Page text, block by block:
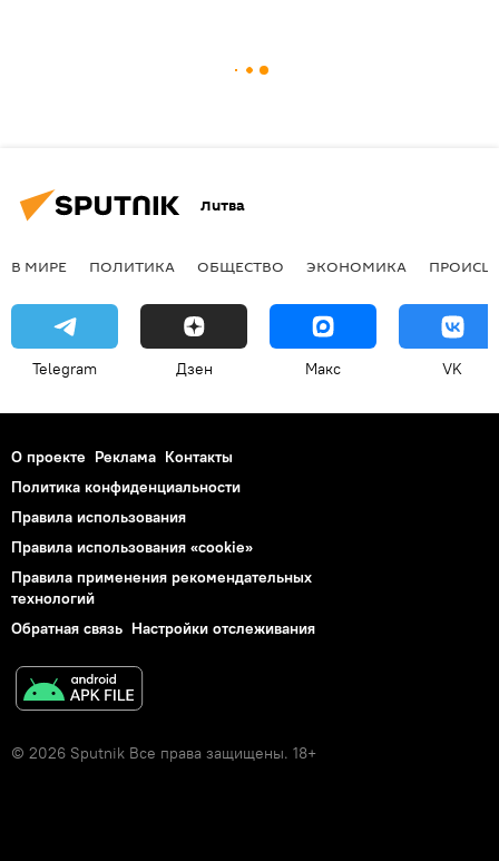
Литва
В МИРЕ ПОЛИТИКА ОБЩЕСТВО ЭКОНОМИКА
Telegram Дзен Макс VK
О проекте Реклама Контакты
Политика конфиденциальности
Правила использования
Правила использования «cookie»
Правила применения рекомендательных
технологий
Обратная связь Настройки отслеживания
© 2026 Sputnik Все права защищены. 18+